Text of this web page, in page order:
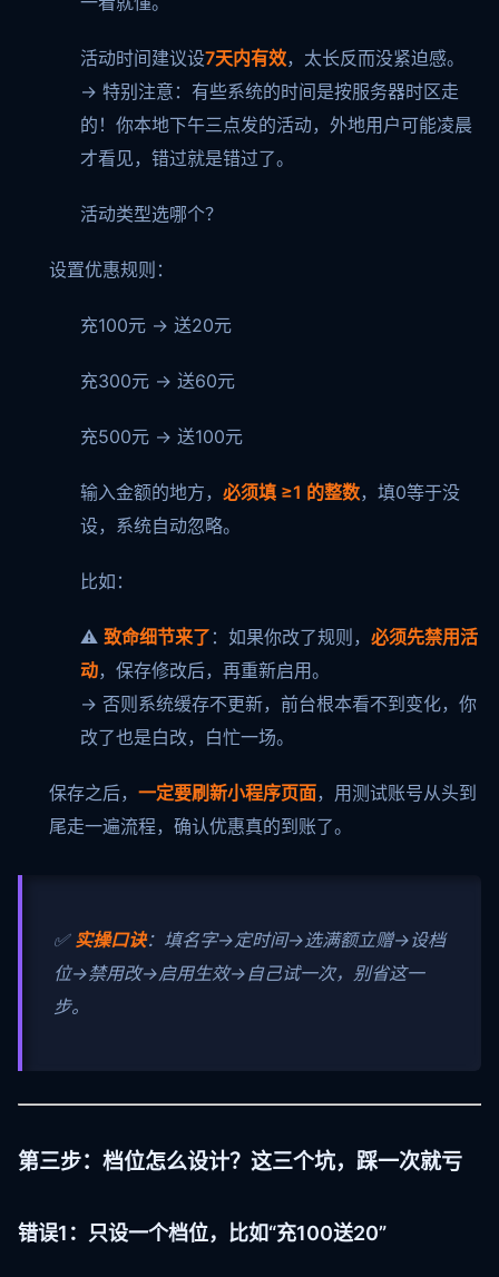
活动时间建议设7天内有效，太长反而没紧迫感。
→ 特别注意：有些系统的时间是按服务器时区走
的！你本地下午三点发的活动，外地用户可能凌晨
才看见，错过就是错过了。
活动类型选哪个？
设置优惠规则：
充100元 → 送20元
充300元 → 送60元
充500元 → 送100元
输入金额的地方， 必须填 ≥1 的整数，填0等于没
设，系统自动忽略。
比如：
⚠️ 致命细节来了 ：如果你改了规则， 必须先禁用活
动，保存修改后，再重新启用。
→ 否则系统缓存不更新，前台根本看不到变化，你
改了也是白改，白忙一场。
保存之后， 一定要刷新小程序页面，用测试账号从头到
尾走一遍流程，确认优惠真的到账了。
✅ 实操口诀：填名字→定时间→选满额立赠→设档
位→禁用改→启用生效→自己试一次，别省这一
步。
第三步：档位怎么设计？这三个坑，踩一次就亏
错误1：只设一个档位，比如“充100送20”